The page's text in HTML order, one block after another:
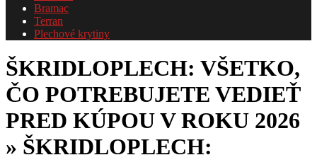
Bramac
Terran
Plechové krytiny
ŠKRIDLOPLECH: VŠETKO,
ČO POTREBUJETE VEDIEŤ
PRED KÚPOU V ROKU 2026
» ŠKRIDLOPLECH: